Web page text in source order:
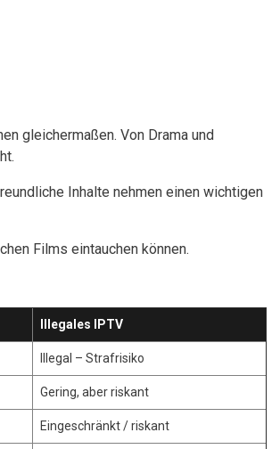
gleichermaßen. Von Drama und
Inhalte nehmen einen wichtigen
Films eintauchen können.
Illegales IPTV
Illegal – Strafrisiko
Gering, aber riskant
Eingeschränkt / riskant